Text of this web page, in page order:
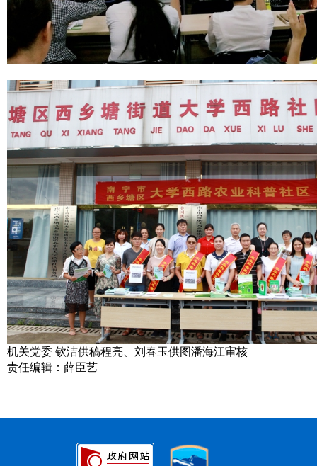
机关党委 钦洁供稿程亮、刘春玉供图潘海江审核
责任编辑：薛臣艺